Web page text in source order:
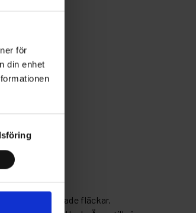
för
din enhet
av genomslipade fläckar.